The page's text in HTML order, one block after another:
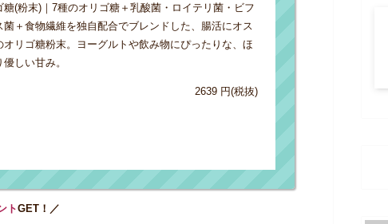
糖(粉末)｜7種のオリゴ糖＋乳酸菌・ロイテリ菌・ビフ
菌＋食物繊維を独自配合でブレンドした、腸活にオス
オリゴ糖粉末。ヨーグルトや飲み物にぴったりな、ほ
優しい甘み。
2639 円(税抜)
トGET！／